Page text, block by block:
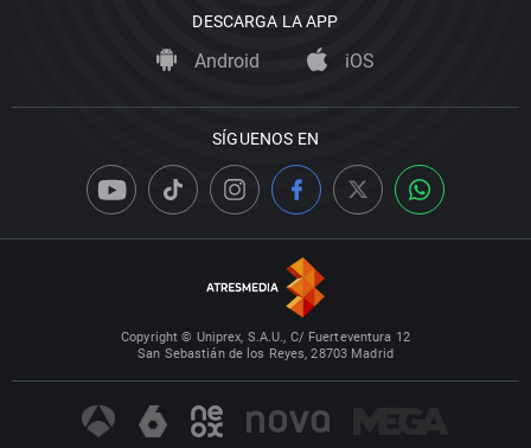
DESCARGA LA APP
Android iOS
SÍGUENOS EN
Copyright © Uniprex, S.A.U., C/ Fuerteventura 12
San Sebastián de los Reyes, 28703 Madrid